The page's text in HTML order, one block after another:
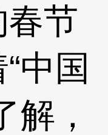
节
中国
解，